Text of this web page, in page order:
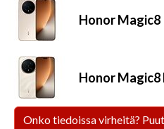
Honor Magic8
Honor Magic8
Onko tiedoissa virheitä?